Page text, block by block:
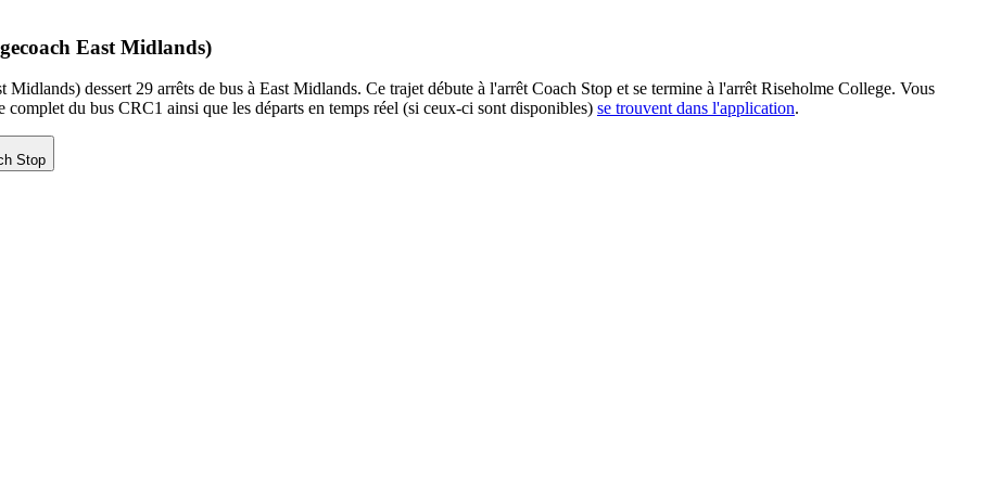
East Midlands)
dessert 29 arrêts de bus à East Midlands. Ce trajet débute à l'arrêt Coach Stop et se termine à l'arrêt Riseholme College. Vous
du bus CRC1 ainsi que les départs en temps réel (si ceux-ci sont disponibles) se trouvent dans l'application.
Stop